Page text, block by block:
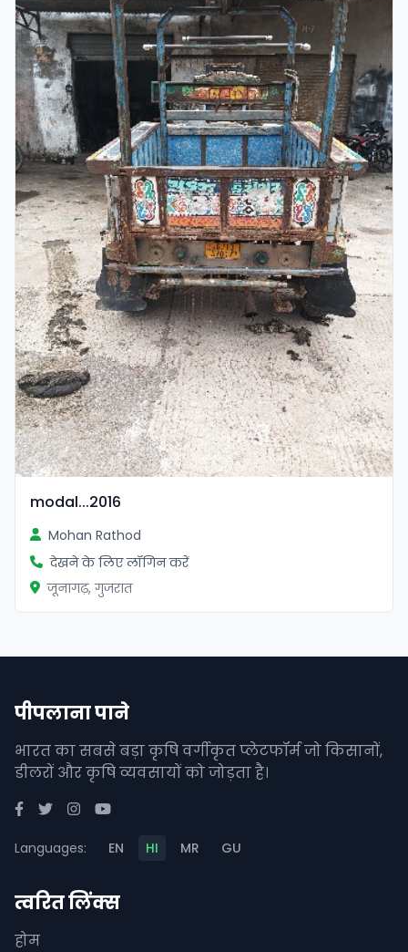
modal...2016
Mohan Rathod
देखने के लिए लॉगिन करें
जूनागढ़, गुजरात
पीपलाना पाने
भारत का सबसे बड़ा कृषि वर्गीकृत प्लेटफॉर्म जो किसानों,
डीलरों और कृषि व्यवसायों को जोड़ता है।
Languages: EN HI MR GU
त्वरित लिंक्स
होम